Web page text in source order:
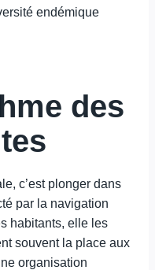
endémique
des
c’est plonger dans
par la navigation
habitants, elle les
souvent la place aux
organisation